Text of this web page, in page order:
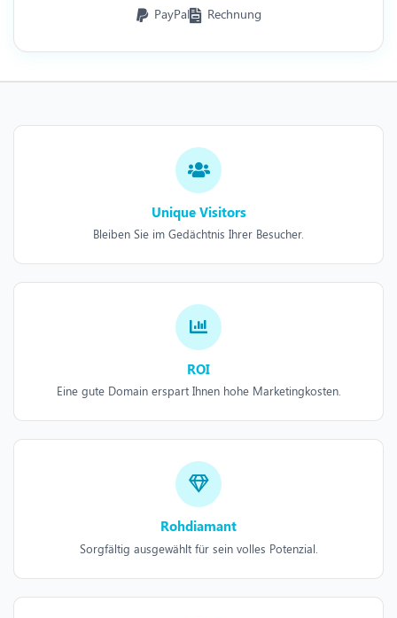
PayPal Rechnung
Unique Visitors
Bleiben Sie im Gedächtnis Ihrer Besucher.
ROI
Eine gute Domain erspart Ihnen hohe Marketingkosten.
Rohdiamant
Sorgfältig ausgewählt für sein volles Potenzial.